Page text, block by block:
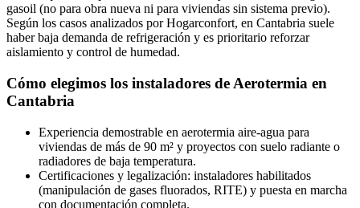
gasoil (no para obra nueva ni para viviendas sin sistema previo).
Según los casos analizados por Hogarconfort, en Cantabria suele
haber baja demanda de refrigeración y es prioritario reforzar
aislamiento y control de humedad.
Cómo elegimos los instaladores de Aerotermia en
Cantabria
Experiencia demostrable en aerotermia aire-agua para
viviendas de más de 90 m² y proyectos con suelo radiante o
radiadores de baja temperatura.
Certificaciones y legalización: instaladores habilitados
(manipulación de gases fluorados, RITE) y puesta en marcha
con documentación completa.